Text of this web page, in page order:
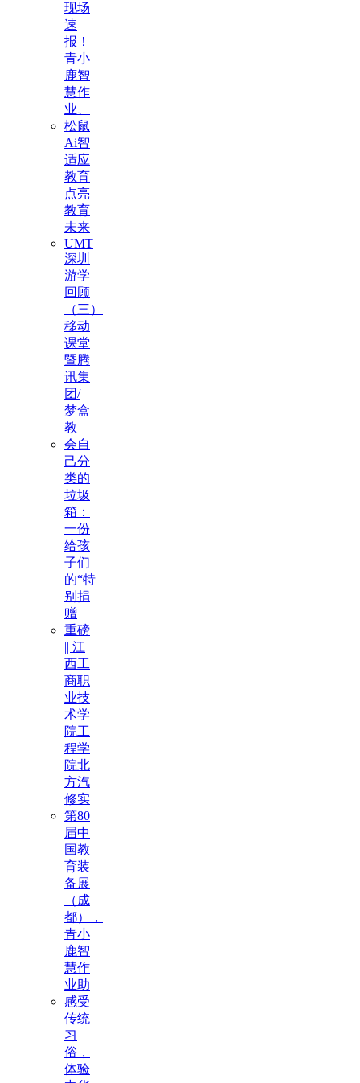
现场
速
报！
青小
鹿智
慧作
业、
松鼠
Ai智
适应
教育
点亮
教育
未来
UMT
深圳
游学
回顾
（三）
移动
课堂
暨腾
讯集
团/
梦盒
教
会自
己分
类的
垃圾
箱：
一份
给孩
子们
的“特
别捐
赠
重磅
|| 江
西工
商职
业技
术学
院工
程学
院北
方汽
修实
第80
届中
国教
育装
备展
（成
都），
青小
鹿智
慧作
业助
感受
传统
习
俗，
体验